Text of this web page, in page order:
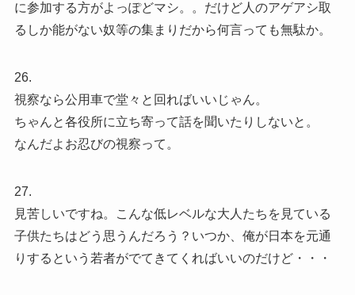
に参加する方がよっぽどマシ。。だけど人のアゲアシ取
るしか能がない奴等の集まりだから何言っても無駄か。
26.
視察なら公用車で堂々と回ればいいじゃん。
ちゃんと各役所に立ち寄って話を聞いたりしないと。
なんだよお忍びの視察って。
27.
見苦しいですね。こんな低レベルな大人たちを見ている
子供たちはどう思うんだろう？いつか、俺が日本を元通
りするという若者がでてきてくればいいのだけど・・・